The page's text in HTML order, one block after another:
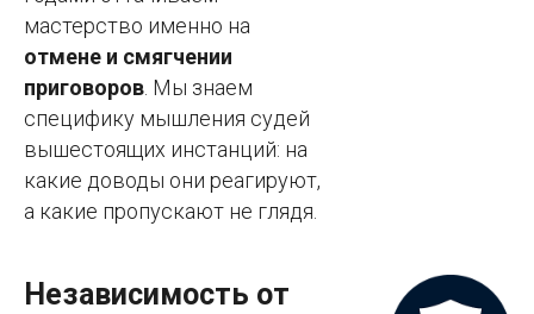
мастерство именно на
отмене и смягчении
приговоров. Мы знаем
специфику мышления судей
вышестоящих инстанций: на
какие доводы они реагируют,
а какие пропускают не глядя.
Независимость от